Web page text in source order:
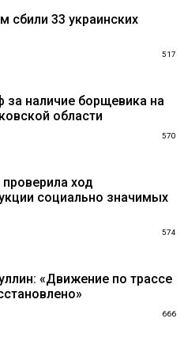
сбили 33 украинских
517
наличие борщевика на
области
570
ход
социально значимых
574
«Движение по трассе
666